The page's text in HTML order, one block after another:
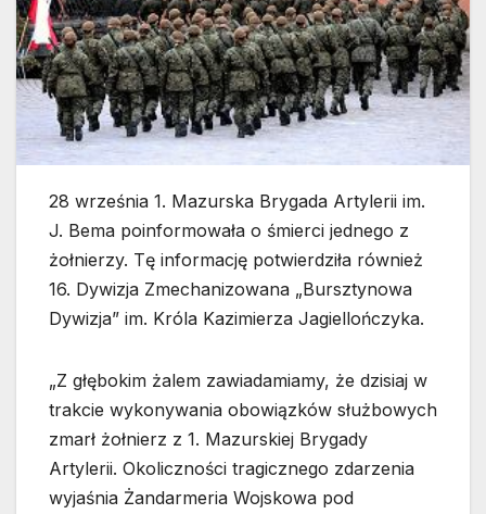
28 września 1. Mazurska Brygada Artylerii im.
J. Bema poinformowała o śmierci jednego z
żołnierzy. Tę informację potwierdziła również
16. Dywizja Zmechanizowana „Bursztynowa
Dywizja” im. Króla Kazimierza Jagiellończyka.
„Z głębokim żalem zawiadamiamy, że dzisiaj w
trakcie wykonywania obowiązków służbowych
zmarł żołnierz z 1. Mazurskiej Brygady
Artylerii. Okoliczności tragicznego zdarzenia
wyjaśnia Żandarmeria Wojskowa pod